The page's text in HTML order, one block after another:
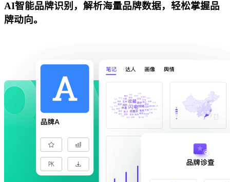
AI智能品牌识别，解析海量品牌数据，轻松掌握品
牌动向。